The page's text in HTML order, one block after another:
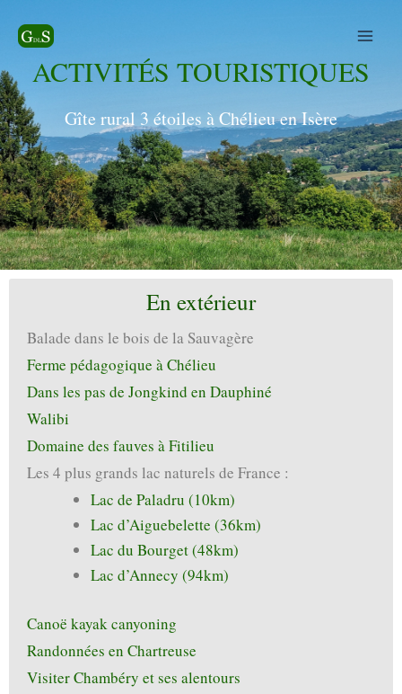
contenu
ACTIVITÉS TOURISTIQUES
Gîte rural 3 étoiles à Chélieu en Isère
En extérieur
Balade dans le bois de la Sauvagère
Ferme pédagogique à Chélieu
Dans les pas de Jongkind en Dauphiné
Walibi
Domaine des fauves à Fitilieu
Les 4 plus grands lac naturels de France :
Lac de Paladru (10km)
Lac d’Aiguebelette (36km)
Lac du Bourget (48km)
Lac d’Annecy (94km)
Canoë kayak canyoning
Randonnées en Chartreuse
Visiter Chambéry et ses alentours